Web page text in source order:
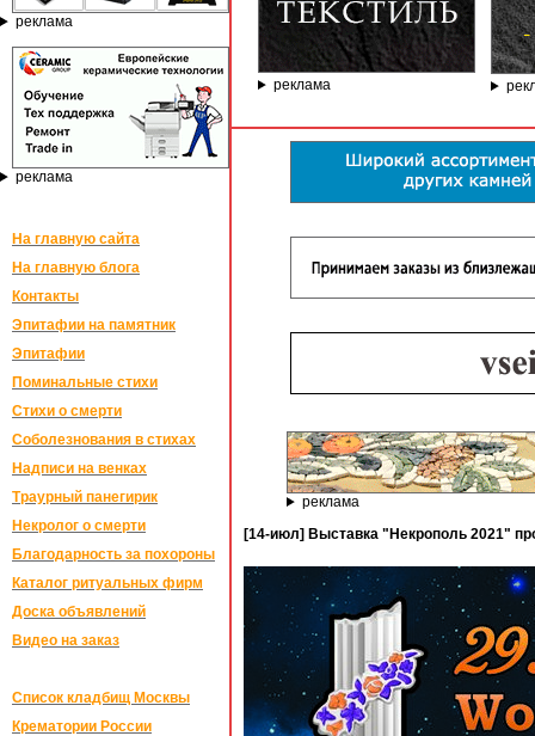
реклама
реклама
На главную сайта
На главную блога
Контакты
Эпитафии на памятник
Эпитафии
Поминальные стихи
Стихи о смерти
Соболезнования в стихах
Надписи на венках
Траурный панегирик
Некролог о смерти
Благодарность за похороны
Каталог ритуальных фирм
Доска объявлений
Видео на заказ
Список кладбищ Москвы
Крематории России
реклама
реклама
[14-июл] Выставка "Некрополь 2021"